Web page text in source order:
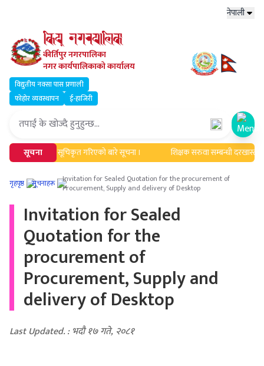
नेपाली
कीर्तिपुर नगरपालिका
नगर कार्यपालिकाको कार्यालय
विद्युतीय नक्सा पास प्रणाली
फोहोर व्यवस्थापन
ई-हाजिरी
सूचना
अद्यावधिक एवं सूचिकृत गरिएको बारे सूचना । शिक्षक सरुवा सम्बन्धी दरखास्त
गृहपृष्ठ सूचनाहरू
Invitation for Sealed Quotation for the procurement of
Procurement, Supply and delivery of Desktop
Invitation for Sealed
Quotation for the
procurement of
Procurement, Supply and
delivery of Desktop
Last Updated. : भदौ १७ गते, २०८१